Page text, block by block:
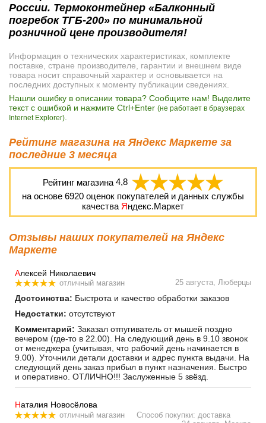
России. Термоконтейнер «Балконный
погребок ТГБ-200» по минимальной
розничной цене производителя!
Информация о технических характеристиках, комплекте
поставке, стране производителе, гарантии и внешнем виде
товара носит справочный характер и основывается на
последних доступных к моменту публикации сведениях.
Нашли ошибку в описании товара? Сообщите нам! Выделите
текст с ошибкой и нажмите Ctrl+Enter (не работает в браузерах
Internet Explorer)
Рейтинг магазина на Яндекс Маркете за
последние 3 месяца
Рейтинг магазина 4,8
на основе 6920 оценок покупателей и данных службы
качества Яндекс.Маркет
Отзывы наших покупателей на Яндекс
Маркете
Алексей Николаевич
отличный магазин 25 августа, Люберцы
Достоинства: Быстрота и качество обработки заказов
Недостатки: отсутствуют
Комментарий: Заказал отпугиватель от мышей поздно
вечером (где-то в 22.00). На следующий день в 9.10 звонок
от менеджера (учитывая, что рабочий день начинается в
9.00). Уточнили детали доставки и адрес пункта выдачи. На
следующий день заказ прибыл в пункт назначения. Быстро
и оперативно. ОТЛИЧНО!!! Заслуженные 5 звёзд.
Наталия Новосёлова
отличный магазин
Способ покупки: доставка